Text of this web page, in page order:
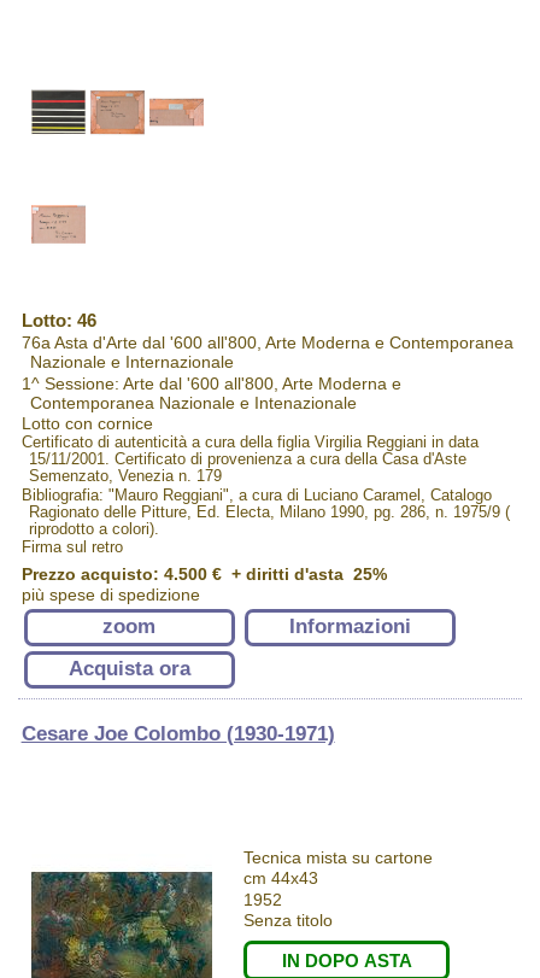
Lotto: 46
76a Asta d'Arte dal '600 all'800, Arte Moderna e Contemporanea
Nazionale e Internazionale
1^ Sessione: Arte dal '600 all'800, Arte Moderna e
Contemporanea Nazionale e Intenazionale
Lotto con cornice
Certificato di autenticità a cura della figlia Virgilia Reggiani in data
15/11/2001. Certificato di provenienza a cura della Casa d'Aste
Semenzato, Venezia n. 179
Bibliografia: "Mauro Reggiani", a cura di Luciano Caramel, Catalogo
Ragionato delle Pitture, Ed. Electa, Milano 1990, pg. 286, n. 1975/9 (
riprodotto a colori).
Firma sul retro
Prezzo acquisto: 4.500 €+ diritti d'asta 25%
più spese di spedizione
zoom
Informazioni
Acquista ora
Cesare Joe Colombo (1930-1971)
Tecnica mista su cartone
cm 44x43
1952
Senza titolo
IN DOPO ASTA